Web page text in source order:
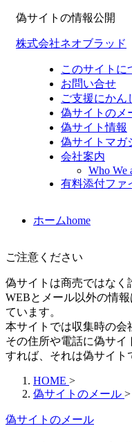
偽サイトの情報公開
株式会社ネオブラッド
このサイトに
お問い合せ
ご支援にかん
偽サイトのメ
偽サイト情報
偽サイトマガ
会社案内
Who We
有料添付ファ
ホームhome
ご注意ください
偽サイトは商売ではなく
WEBとメール以外の情
ています。
本サイトでは収集時の会
その住所や電話に偽サイ
すれば、それは偽サイト
HOME >
偽サイトのメール >
偽サイトのメール